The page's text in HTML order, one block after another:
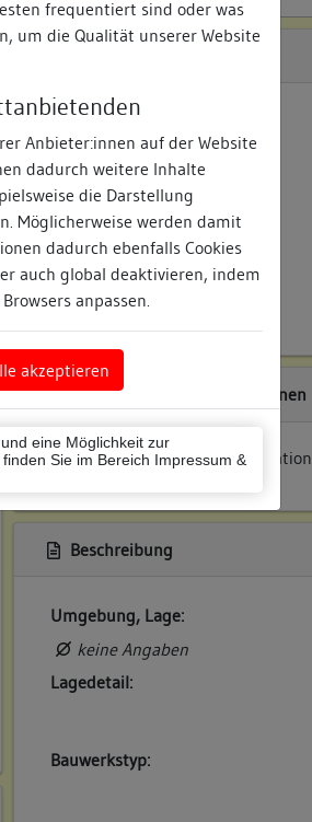
frequentiert sind oder was
um die Qualität unserer Website
Anbieter:innen auf der Website
dadurch weitere Inhalte
die Darstellung
Möglicherweise werden damit
dadurch ebenfalls Cookies
auch global deaktivieren, indem
anpassen.
akzeptieren
eine Möglichkeit zur
Sie im Bereich Impressum &
Zugeordnete Dokumentationen
Bauhistorische Dokumentation
Beschreibung
Umgebung, Lage:
keine Angaben
Lagedetail:
Bauwerkstyp: